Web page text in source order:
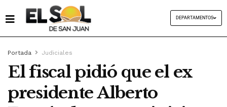
DEPARTAMENTOS
Portada Judiciales
El fiscal pidió que el ex
presidente Alberto